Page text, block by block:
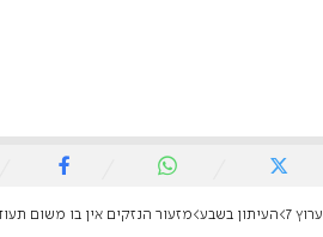
ערוץ 7 העיתון בשבע מזעור הנזקים אין בו משום